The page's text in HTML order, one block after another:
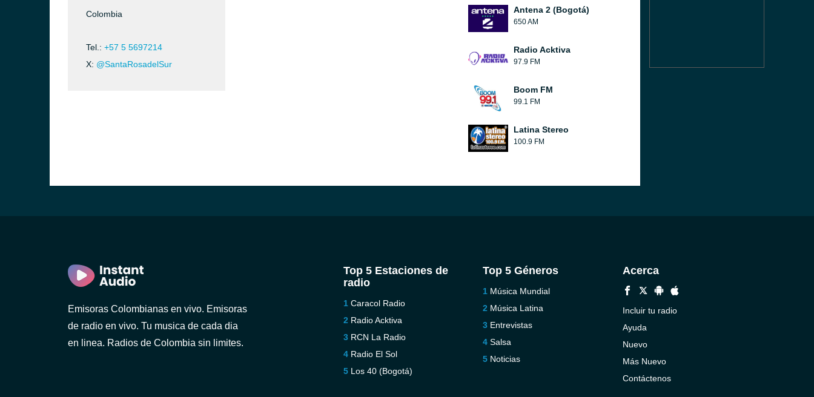
Colombia
Tel.: +57 5 5697214
X: @SantaRosadelSur
Antena 2 (Bogotá)
650 AM
Radio Acktiva
97.9 FM
Boom FM
99.1 FM
Latina Stereo
100.9 FM
Emisoras Colombianas en vivo. Emisoras
de radio en vivo. Tu musica de cada dia
en linea. Radios de Colombia sin limites.
Top 5 Estaciones de
radio
Caracol Radio
Radio Acktiva
RCN La Radio
Radio El Sol
Los 40 (Bogotá)
Top 5 Géneros
Música Mundial
Música Latina
Entrevistas
Salsa
Noticias
Acerca
Incluir tu radio
Ayuda
Nuevo
Más Nuevo
Contáctenos